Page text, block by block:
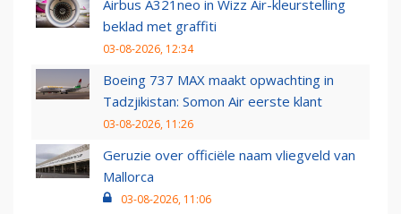
Airbus A321neo in Wizz Air-kleurstelling
beklad met graffiti
03-08-2026, 12:34
Boeing 737 MAX maakt opwachting in
Tadzjikistan: Somon Air eerste klant
03-08-2026, 11:26
Geruzie over officiële naam vliegveld van
Mallorca
03-08-2026, 11:06